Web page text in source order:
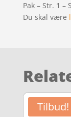
Pak – Str. 1 –
Du skal være
Tilbud!